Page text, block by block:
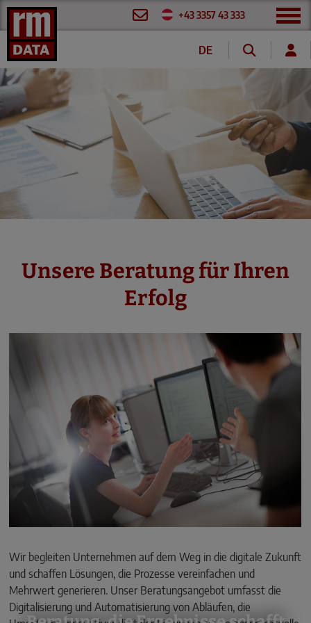
+43 3357 43 333
DE
FR
Unsere Beratung für Ihren
Erfolg
Wir begleiten Unternehmen auf dem Weg in die digitale Zukunft
und schaffen Lösungen, die Prozesse vereinfachen und
Mehrwert generieren. Unser Beratungsangebot umfasst die
Digitalisierung und Automatisierung von Abläufen, die